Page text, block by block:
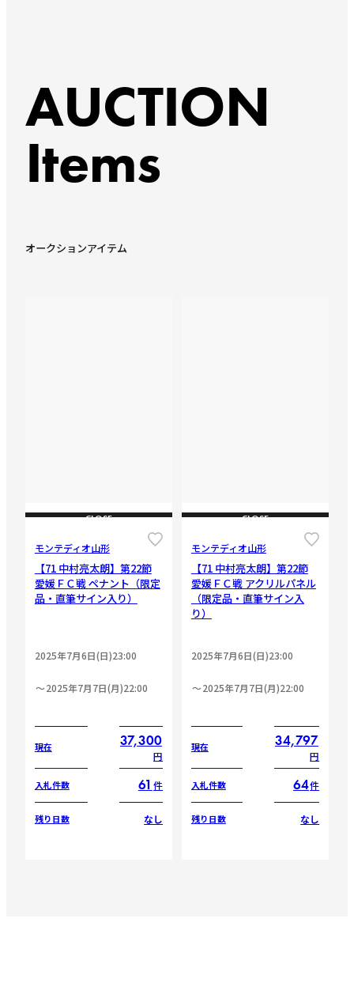
AUCTION
Items
オークションアイテム
CLOSE
モンテディオ山形
【71 中村亮太朗】第22節
愛媛ＦＣ戦 ペナント（限定
品・直筆サイン入り）
2025年7月6日(日)23:00
2025年7月7日(月)22:00
現在 37,300
円
入札件数 61 件
残り日数 なし
CLOSE
モンテディオ山形
【71 中村亮太朗】第22節
愛媛ＦＣ戦 アクリルパネル
（限定品・直筆サイン入
り）
2025年7月6日(日)23:00
2025年7月7日(月)22:00
現在 34,797
円
入札件数 64件
残り日数 なし